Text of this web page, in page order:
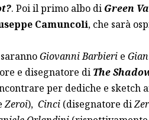
. Poi il primo albo di Green
Camuncoli, che sarà
Giovanni Barbierie
e disegnatore di The
per dediche e sketch
Zeroi), Cinci (disegnatore di